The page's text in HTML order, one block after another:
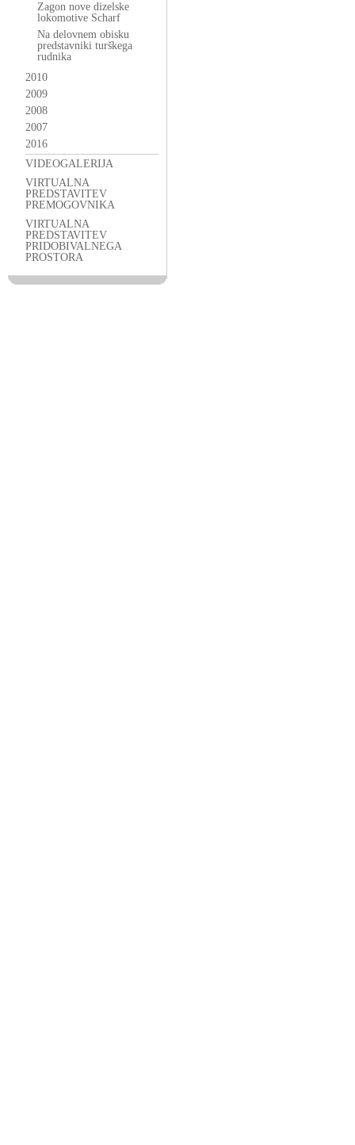
Zagon nove dizelske
lokomotive Scharf
Na delovnem obisku
predstavniki turškega
rudnika
2010
2009
2008
2007
2016
VIDEOGALERIJA
VIRTUALNA
PREDSTAVITEV
PREMOGOVNIKA
VIRTUALNA
PREDSTAVITEV
PRIDOBIVALNEGA
PROSTORA